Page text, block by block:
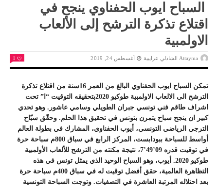
السباح ايوب الحفناوي ينجح في
اقتلاع تذكرة الترشح إلى الألعاب
الاولمبية
Attayma الشاذلي عرايبية أغسطس 24, 2019 1
تمكن السباح ايوب الحفناوي البالغ من العمر 16سنة من اقتلاع تذكرة
الترشح الى الالعاب الاولمبية طوكيو 2020بتحقيقه التوقيت “ا” تحت
اشراف طاقم فني تونسي جبران الطويلي وسامي عاشور. وهو تحدي
كبير ان ينجح سباح يتمرن بتونس في تحقيق هذا الحلم. وحقّق سبّاح
الترجي الرياضي التونسي، أيوب الحفناوي، المشارك في بطولة العالم
أواسط للسباحة ببودابست، المركز الرابع في سباق 800م سباحة حرة
في توقيت قدره 09’49’7، نتيجة مكنته من الترشح للألعاب الأولمبية
طوكيو 2020. أيوب، وهو السباح الوحيد الذي يمثل تونس في هذه
التظاهرة العالمية، حقق أفضل توقيت له في سباق 400م سباحة حرة
بعد احتلاله المرتبة العاشرة في التصفيات. وتوجت السباحة التونسية